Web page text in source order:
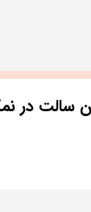
سالت در